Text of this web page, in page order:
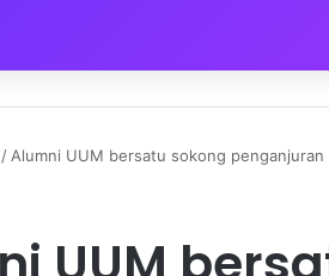
/ Alumni UUM bersatu sokong